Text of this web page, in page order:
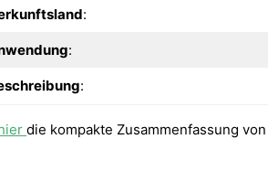
:
:
:
die kompakte Zusammenfassung von